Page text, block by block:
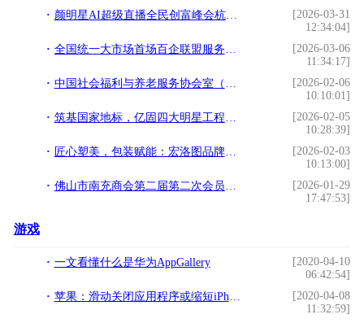
颜明星AI超级直播全民创富峰会杭州落幕，知名大健康操盘手程译墨携手增量传媒
[2026-03-31
12:34:04]
全国统一大市场首场百企联盟服务站授牌会议在广东成功举办
[2026-03-06
11:34:17]
中国社会福利与养老服务协会室（车）内环境与健康科技分会正式成立！
[2026-02-06
10:10:01]
筑基国家地标，亿固四大明星工程铸就品质丰碑
[2026-02-05
10:28:39]
匠心塑美，包装赋能：宏洛图品牌设计引领美妆包装新纪元
[2026-02-03
10:13:00]
佛山市南充商会第二届第二次会员大会暨2026年迎春晚会圆满举行
[2026-01-29
17:47:53]
游戏
一文看懂什么是华为AppGallery
[2020-04-10
06:42:54]
苹果：滑动关闭应用程序或缩短iPhone电池寿命
[2020-04-08
11:32:59]